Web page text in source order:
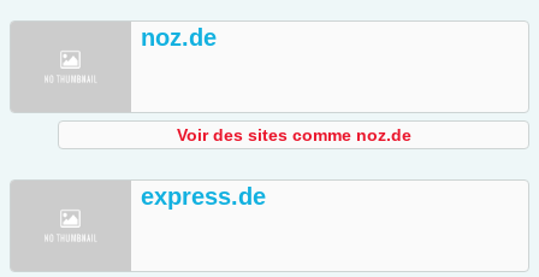
noz.de
Voir des sites comme noz.de
express.de